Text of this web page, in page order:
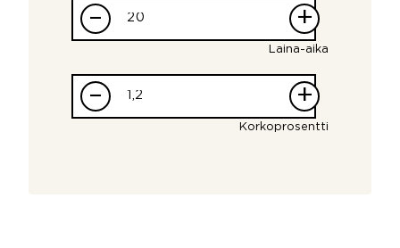
– +
Laina-aika
– +
Korkoprosentti